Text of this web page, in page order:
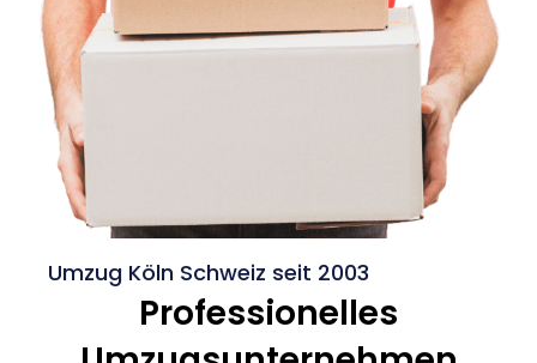
Umzug Köln Schweiz seit 2003
Professionelles